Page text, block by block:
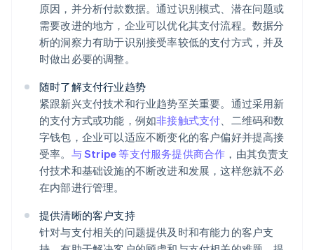
原因，并分析付款数据。通过识别模式、潜在问题或
需要改进的地方，企业可以优化其支付流程。数据分
析的洞察力有助于识别接受率较低的支付方式，并及
时做出必要的调整。
随时了解支付行业趋势
紧跟新兴支付技术和行业趋势至关重要。通过采用新
的支付方式或功能，例如非接触式支付、二维码和数
字钱包，企业可以适应不断变化的客户偏好并提高接
受率。 与 Stripe 等支付服务提供商合作 ，由其负责支
付技术和基础设施的不断改进和发展，这样您就不必
在内部进行管理。
提供清晰的客户支持
针对与支付相关的问题提供及时和有能力的客户支